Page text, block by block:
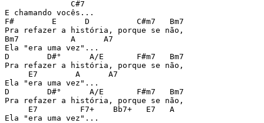
              C#7
E chamando vocês...
F#        E      D          C#m7   Bm7
Pra refazer a história, porque se não,
Bm7           A      A7
Ela "era uma vez"...
D        D#°      A/E       F#m7   Bm7
Pra refazer a história, porque se não,
     E7        A      A7
Ela "era uma vez"...
D        D#°      A/E       F#m7   Bm7
Pra refazer a história, porque se não,
     E7         F7+    Bb7+   E7   A
Ela "era uma vez"...